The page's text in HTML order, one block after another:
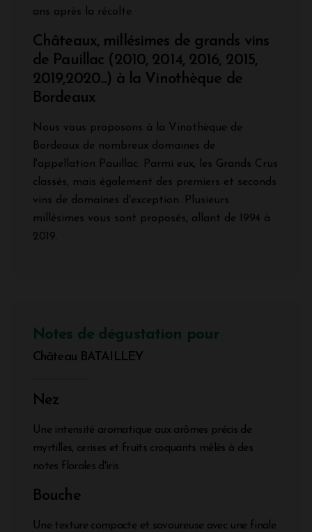
ans après la récolte.
Châteaux, millésimes de grands vins
de Pauillac (2010, 2014, 2016, 2015,
2019,2020...) à la Vinothèque de
Bordeaux
Nous vous proposons à la Vinothèque de
Bordeaux de nombreux domaines de
l'appellation Pauillac. Parmi eux, les Grands Crus
classés, mais également des premiers et seconds
vins de domaines d'exception. Plusieurs
millésimes vous sont proposés, allant de 1994 à
2019.
Notes de dégustation pour
Château BATAILLEY
Nez
Une intensité aromatique aux arômes précis de
myrtilles, cerises et fruits croquants mêlés à des
notes florales d'iris.
Bouche
Une texture compacte et savoureuse avec une finale